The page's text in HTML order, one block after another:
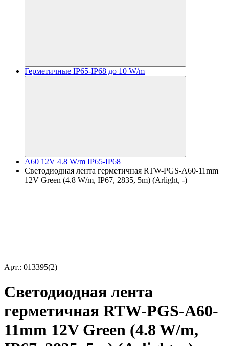
Герметичные IP65-IP68 до 10 W/m
A60 12V 4.8 W/m IP65-IP68
Светодиодная лента герметичная RTW-PGS-A60-11mm
12V Green (4.8 W/m, IP67, 2835, 5m) (Arlight, -)
Арт.: 013395(2)
Светодиодная лента
герметичная RTW-PGS-A60-
11mm 12V Green (4.8 W/m,